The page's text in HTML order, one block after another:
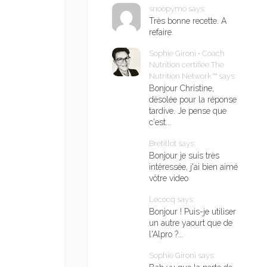
snoopymo says:
Très bonne recette. A
refaire.
Sophie Gironi • Coach
Nutrition certifiée The
Nutrition Network™ says:
Bonjour Christine,
désolée pour la réponse
tardive. Je pense que
c'est...
Bretillot says:
Bonjour je suis très
intéressée, j'ai bien aimé
vôtre video
Lecocq says:
Bonjour ! Puis-je utiliser
un autre yaourt que de
l'Alpro ?...
Sophie Gironi says: